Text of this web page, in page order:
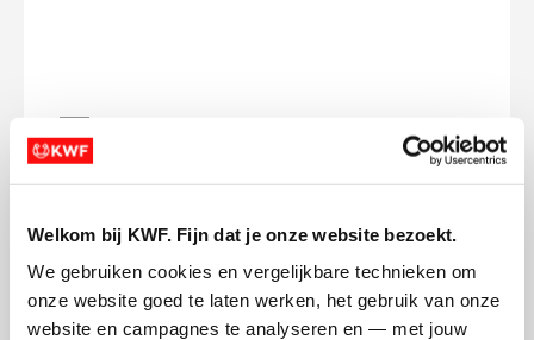
Welkom bij KWF. Fijn dat je onze website bezoekt.
We gebruiken cookies en vergelijkbare technieken om
onze website goed te laten werken, het gebruik van onze
website en campagnes te analyseren en — met jouw
Ik wil bijdragen aan de transactiekosten
en betaal €0.75 extra.